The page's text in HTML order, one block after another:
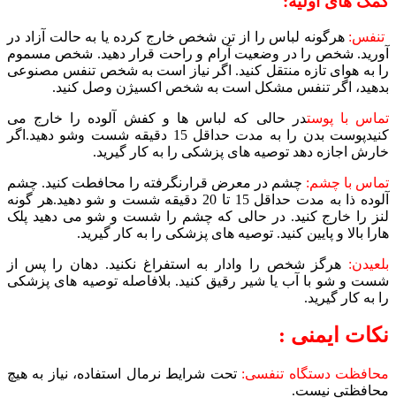
تنفس: هرگونه لباس را از تن شخص خارج کرده یا به حالت آزاد در
آورید. شخص را در وضعیت آرام و راحت قرار دهید. شخص مسموم
را به هوای تازه منتقل کنید. اگر نیاز است به شخص تنفس مصنوعی
بدهید، اگر تنفس مشکل است به شخص اکسیژن وصل کنید.
تماس با پوستدر حالی که لباس ها و کفش آلوده را خارج می
کنیدپوست بدن را به مدت حداقل 15 دقیقه شست وشو دهید.اگر
خارش اجازه دهد توصیه های پزشکی را به کار گیرید.
تماس با چشم: چشم در معرض قرارنگرفته را محافطت کنید. چشم
آلوده ذا به مدت حداقل 15 تا 20 دقیقه شست و شو دهید.هر گونه
لنز را خارج کنید. در حالی که چشم را شست و شو می دهید پلک
هارا بالا و پایین کنید. توصیه های پزشکی را به کار گیرید.
بلعیدن: هرگز شخص را وادار به استفراغ نکنید. دهان را پس از
شست و شو با آب یا شیر رقیق کنید. بلافاصله توصیه های پزشکی
را به کار گیرید.
نکات ایمنی :
محافظت دستگاه تنفسی: تحت شرایط نرمال استفاده، نیاز به هیچ
محافظتی نیست.